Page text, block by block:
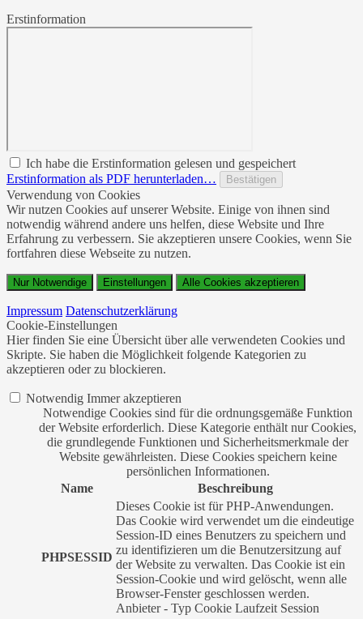
Erstinformation
Ich habe die Erstinformation gelesen und gespeichert
Erstinformation als PDF herunterladen…
Bestätigen
Verwendung von Cookies
Wir nutzen Cookies auf unserer Website. Einige von ihnen sind
notwendig während andere uns helfen, diese Website und Ihre
Erfahrung zu verbessern. Sie akzeptieren unsere Cookies, wenn Sie
fortfahren diese Webseite zu nutzen.
Nur Notwendige Einstellungen Alle Cookies akzeptieren
Impressum Datenschutzerklärung
Cookie-Einstellungen
Hier finden Sie eine Übersicht über alle verwendeten Cookies und
Skripte. Sie haben die Möglichkeit folgende Kategorien zu
akzeptieren oder zu blockieren.
Notwendig Immer akzeptieren
Notwendige Cookies sind für die ordnungsgemäße Funktion
der Website erforderlich. Diese Kategorie enthält nur Cookies,
die grundlegende Funktionen und Sicherheitsmerkmale der
Website gewährleisten. Diese Cookies speichern keine
persönlichen Informationen.
Name
Beschreibung
PHPSESSID
Dieses Cookie ist für PHP-Anwendungen.
Das Cookie wird verwendet um die eindeutige
Session-ID eines Benutzers zu speichern und
zu identifizieren um die Benutzersitzung auf
der Website zu verwalten. Das Cookie ist ein
Session-Cookie und wird gelöscht, wenn alle
Browser-Fenster geschlossen werden.
Anbieter - Typ Cookie Laufzeit Session